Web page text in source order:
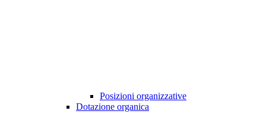
Posizioni organizzative
Dotazione organica